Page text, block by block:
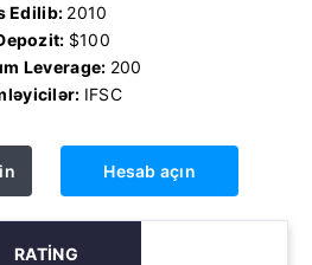
Edilib: 2010
$100
Leverage: 200
IFSC
Hesab açın
RATING